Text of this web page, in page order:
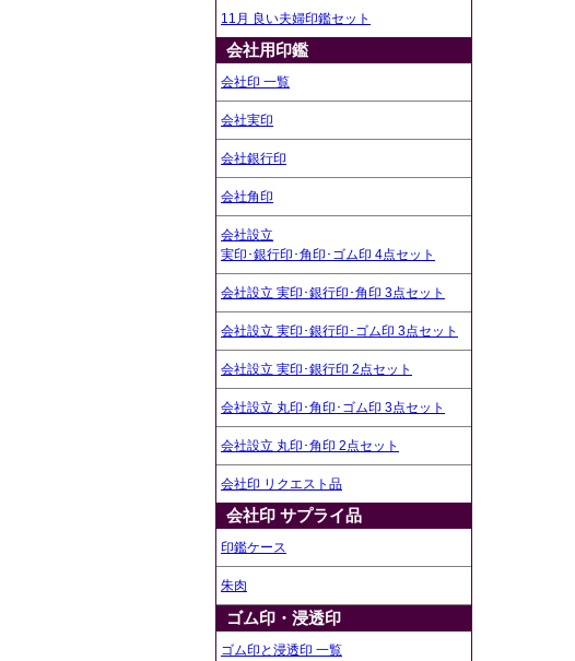
11月 良い夫婦印鑑セット
会社用印鑑
会社印 一覧
会社実印
会社銀行印
会社角印
会社設立
実印･銀行印･角印･ゴム印 4点セット
会社設立 実印･銀行印･角印 3点セット
会社設立 実印･銀行印･ゴム印 3点セット
会社設立 実印･銀行印 2点セット
会社設立 丸印･角印･ゴム印 3点セット
会社設立 丸印･角印 2点セット
会社印 リクエスト品
会社印 サプライ品
印鑑ケース
朱肉
ゴム印・浸透印
ゴム印と浸透印 一覧